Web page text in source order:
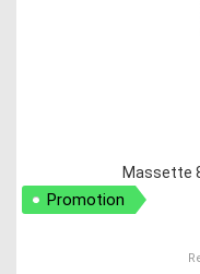
Massette
Promotion